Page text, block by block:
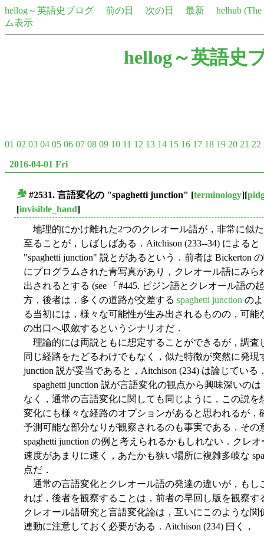
hellog～英語史ブログ 前の日 次の日 最新
helhub
ム表示
hellog～英語史
01 02 03 04 05 06 07 08 09 10 11 12 13 14 15 16 17 18 19 20 21 22
2016-04-01 Fri
#2531. 言語変化の "spaghetti junction" [terminology][
[invisible_hand]
地理的にかけ離れた2つのクレオール語が，非常に似
至ることが，しばしばある．Aitchison (233--34) による
"spaghetti junction" 説とがあるという．前者は Bickerton
にプログラムされた青写真があり，クレオール語にみ
出されるとする (see 「#445. ピジン語とクレオール語の
方，後者は，多くの道路が交差する spaghetti junction の
る当初には，様々な可能性が生み出されるものの，可
の出口へ収斂するというシナリオだ．
理論的には両説ともに想定することができるが，調査
同じ経路をたどるわけでもなく，似た特徴が突然に発現
junction 説が妥当であると，Aitchison (234) は論じている
spaghetti junction 説が言語変化の観点から興味深いの
なく，通常の言語変化に関しても同じように，この説
変化にも様々な経路のオプションがあると思われるが
予測可能な部分なりが観察されるのも事実である．そ
spaghetti junction の例と考えられるかもしれない．クレ
速度があまりに速く，あたかも狭い場所に複雑多岐な
点だ．
通常の言語変化とクレオール語の発達の違いが，もし
れば，後者を観察することは，前者の早回し版を観察
クレオール語研究と言語変化論は，互いにこのような
連動に注意しておく必要がある．Aitchison (234) 曰く，